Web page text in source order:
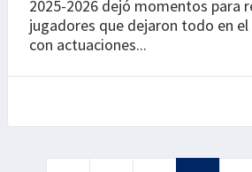
2025-2026 dejó momentos para
jugadores que dejaron todo en
con actuaciones...